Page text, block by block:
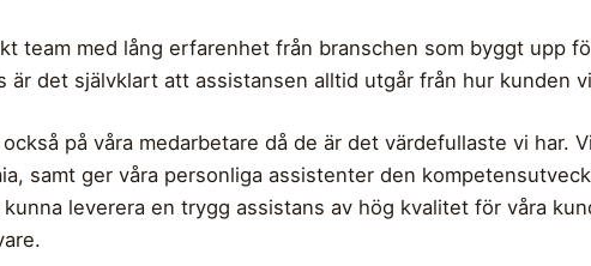
team med lång erfarenhet från branschen som byggt upp
är det självklart att assistansen alltid utgår från hur kunden
på våra medarbetare då de är det värdefullaste vi har.
samt ger våra personliga assistenter den
leverera en trygg assistans av hög kvalitet för våra